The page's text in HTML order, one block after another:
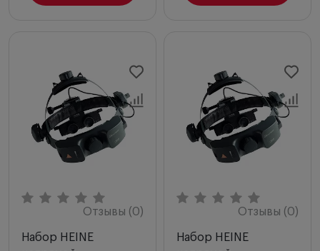
Отзывы (0)
Набор HEINE
Отзывы (0)
Набор HEINE